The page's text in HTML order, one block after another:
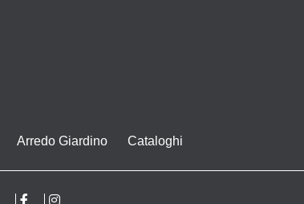
Arredo Giardino Cataloghi